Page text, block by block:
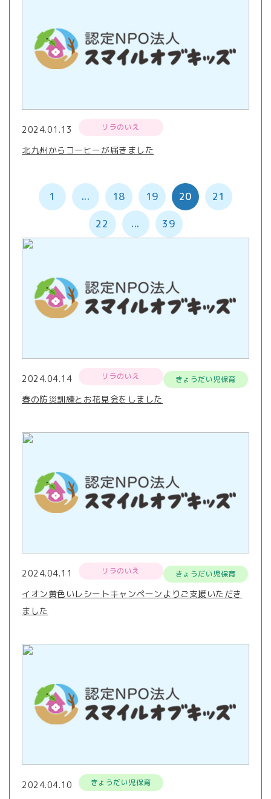
2024.01.13 リラのいえ
北九州からコーヒーが届きました
1 ... 18 19 20 21
22 ... 39
2024.04.14 リラのいえ きょうだい児保育
春の防災訓練とお花見会をしました
2024.04.11 リラのいえ きょうだい児保育
イオン黄色いレシートキャンペーンよりご支援いただき
ました
2024.04.10 きょうだい児保育